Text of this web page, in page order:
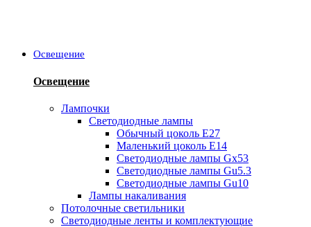
Освещение
Освещение
Лампочки
Светодиодные лампы
Обычный цоколь Е27
Маленький цоколь Е14
Светодиодные лампы Gx53
Светодиодные лампы Gu5.3
Светодиодные лампы Gu10
Лампы накаливания
Потолочные светильники
Светодиодные ленты и комплектующие